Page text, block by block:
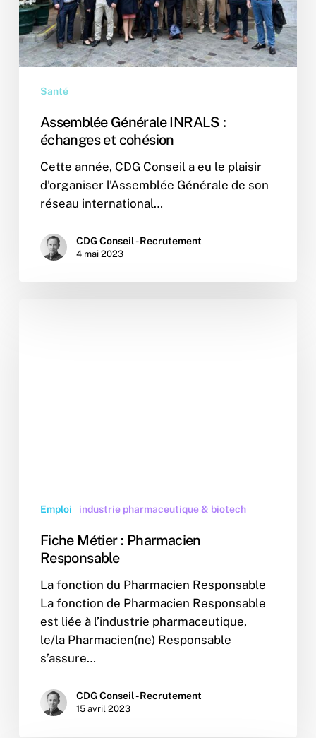
Santé
Assemblée Générale INRALS :
échanges et cohésion
Cette année, CDG Conseil a eu le plaisir
d’organiser l’Assemblée Générale de son
réseau international…
CDG Conseil - Recrutement
4 mai 2023
Emploi industrie pharmaceutique & biotech
Fiche Métier : Pharmacien
Responsable
La fonction du Pharmacien Responsable
La fonction de Pharmacien Responsable
est liée à l’industrie pharmaceutique,
le/la Pharmacien(ne) Responsable
s’assure…
CDG Conseil - Recrutement
15 avril 2023